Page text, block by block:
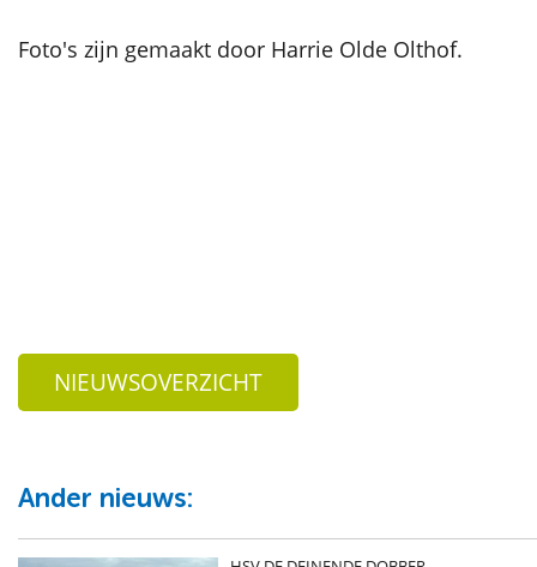
Foto's zijn gemaakt door Harrie Olde Olthof.
NIEUWSOVERZICHT
Ander nieuws: